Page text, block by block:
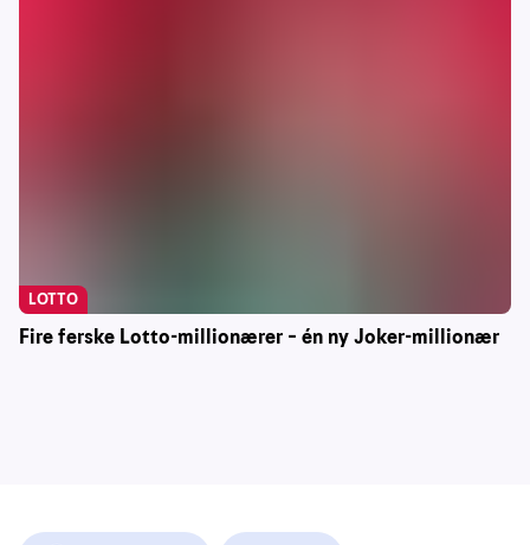
Fire ferske Lotto-millionærer – én ny Joker-millionær
LOTTO